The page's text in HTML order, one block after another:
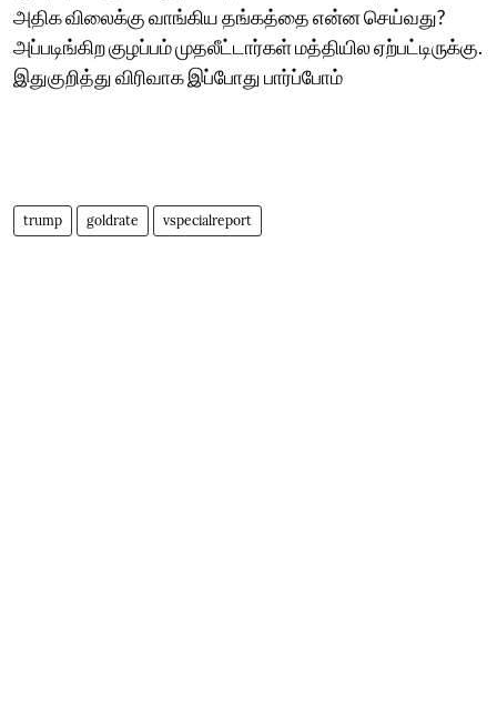
அதிக விலைக்கு வாங்கிய தங்கத்தை என்ன செய்வது?
அப்படிங்கிற குழப்பம் முதலீட்டார்கள் மத்தியில ஏற்பட்டிருக்கு.
இதுகுறித்து விரிவாக இப்போது பார்ப்போம்
trump goldrate vspecialreport